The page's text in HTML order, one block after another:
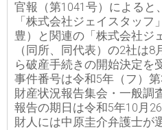
官報（第1041号）によると
「株式会社ジェイスタッフ
豊）と関連の「株式会社ジ
（同所、同代表）の2社は
ら破産手続きの開始決定を
事件番号は令和5年（フ）第
財産状況報告集会・一般調
報告の期日は令和5年10月
財人には中原圭介弁護士が